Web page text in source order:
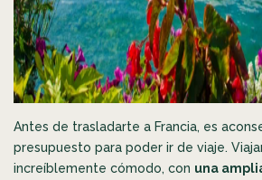
Antes de trasladarte a Francia, es
presupuesto para poder ir de viaje.
increíblemente cómodo, con una